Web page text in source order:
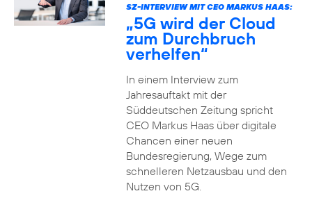
SZ-INTERVIEW MIT CEO MARKUS HAAS:
„5G wird der Cloud
zum Durchbruch
verhelfen“
In einem Interview zum
Jahresauftakt mit der
Süddeutschen Zeitung spricht
CEO Markus Haas über digitale
Chancen einer neuen
Bundesregierung, Wege zum
schnelleren Netzausbau und den
Nutzen von 5G.